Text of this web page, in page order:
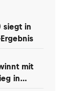
siegt in
mit
in